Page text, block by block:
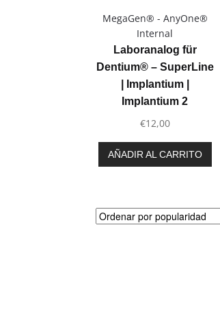
MegaGen® - AnyOne®
Internal
Laboranalog für
Dentium® – SuperLine
| Implantium |
Implantium 2
€12,00
AÑADIR AL CARRITO